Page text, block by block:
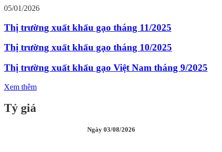
05/01/2026
Thị trường xuất khẩu gạo tháng 11/2025
Thị trường xuất khẩu gạo tháng 10/2025
Thị trường xuất khẩu gạo Việt Nam tháng 9/2025
Xem thêm
Tỷ giá
Ngày 03/08/2026